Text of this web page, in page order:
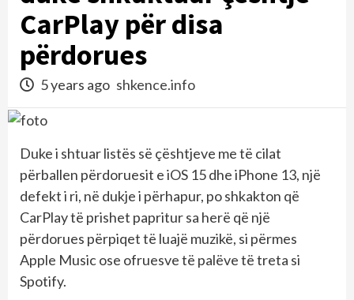
CarPlay për disa
përdorues
5 years ago shkence.info
Duke i shtuar listës së çështjeve me të cilat
përballen përdoruesit e iOS 15 dhe iPhone 13, një
defekt i ri, në dukje i përhapur, po shkakton që
CarPlay të prishet papritur sa herë që një
përdorues përpiqet të luajë muzikë, si përmes
Apple Music ose ofruesve të palëve të treta si
Spotify.